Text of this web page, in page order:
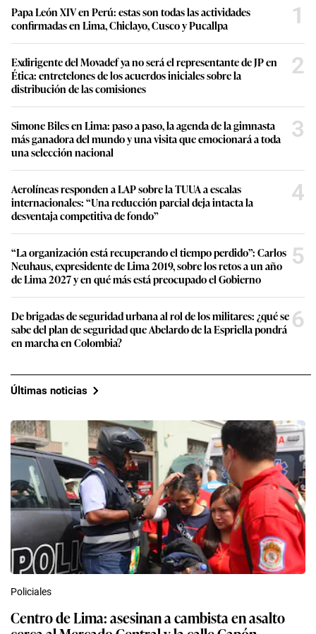
Papa León XIV en Perú: estas son todas las actividades
confirmadas en Lima, Chiclayo, Cusco y Pucallpa
1
Exdirigente del Movadef ya no será el representante de JP en
Ética: entretelones de los acuerdos iniciales sobre la
distribución de las comisiones
2
Simone Biles en Lima: paso a paso, la agenda de la gimnasta
más ganadora del mundo y una visita que emocionará a toda
una selección nacional
3
Aerolíneas responden a LAP sobre la TUUA a escalas
internacionales: “Una reducción parcial deja intacta la
desventaja competitiva de fondo”
4
“La organización está recuperando el tiempo perdido”: Carlos
Neuhaus, expresidente de Lima 2019, sobre los retos a un año
de Lima 2027 y en qué más está preocupado el Gobierno
5
De brigadas de seguridad urbana al rol de los militares: ¿qué se
sabe del plan de seguridad que Abelardo de la Espriella pondrá
en marcha en Colombia?
6
Últimas noticias
Policiales
Centro de Lima: asesinan a cambista en asalto